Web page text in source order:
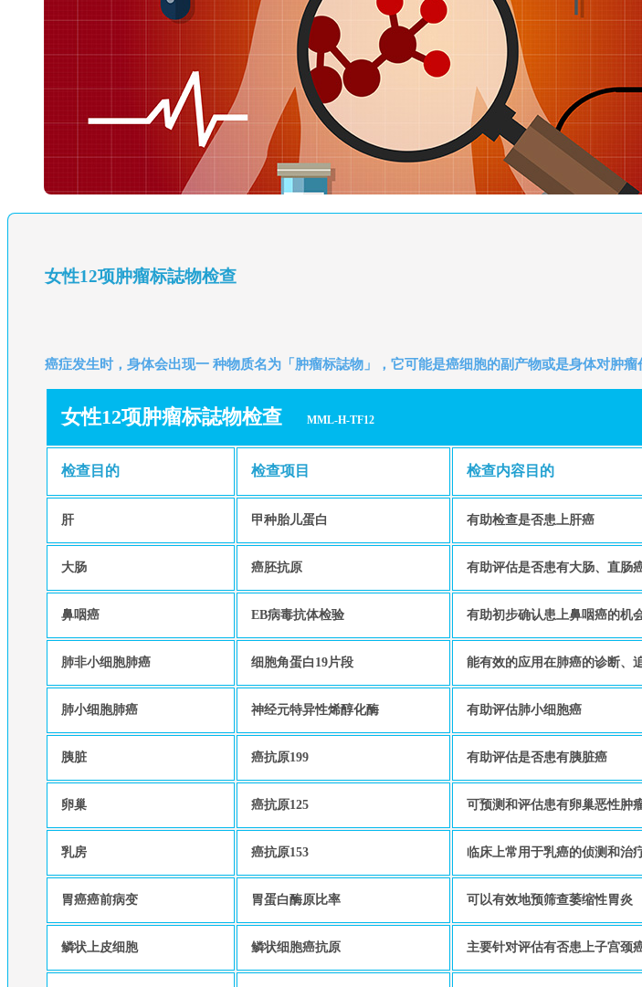
女性12项肿瘤标誌物检查
癌症发生时，身体会出现一 种物质名为「肿瘤标誌物」，它可能是癌细胞的副产物或是身体对肿
女性12项肿瘤标誌物检查 MML-H-TF12
检查目的 检查项目 检查内容目的
肝 甲种胎儿蛋白 有助检查是否患上肝癌
大肠 癌胚抗原 有助评估是否患有大肠、直肠
鼻咽癌 EB病毒抗体检验 有助初步确认患上鼻咽癌的机
肺非小细胞肺癌 细胞角蛋白19片段 能有效的应用在肺癌的诊断、
肺小细胞肺癌 神经元特异性烯醇化酶 有助评估肺小细胞癌
胰脏 癌抗原199 有助评估是否患有胰脏癌
卵巢 癌抗原125 可预测和评估患有卵巢恶性肿
乳房 癌抗原153 临床上常用于乳癌的侦测和治
胃癌癌前病变 胃蛋白酶原比率 可以有效地预筛查萎缩性胃炎
鳞状上皮细胞 鳞状细胞癌抗原 主要针对评估有否患上子宫颈